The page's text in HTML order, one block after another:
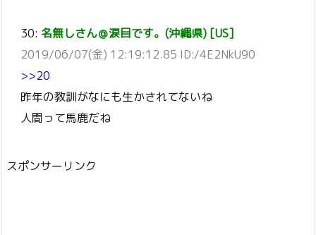
30: 名無しさん＠涙目です。(沖縄県) [US]
2019/06/07(金) 12:19:12.85 ID:/4E2NkU90
>>20
昨年の教訓がなにも生かされてないね
人間って馬鹿だね
スポンサーリンク